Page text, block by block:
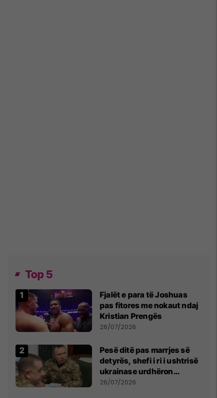
Top 5
Fjalët e para të Joshuas
pas fitores me nokaut ndaj
Kristian Prengës
26/07/2026
Pesë ditë pas marrjes së
detyrës, shefi i ri i ushtrisë
ukrainase urdhëron
kontroll të madh
26/07/2026